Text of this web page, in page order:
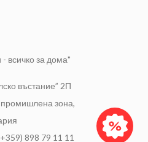
всичко за дома"
въстание” 2П
зона,
898 79 11 11